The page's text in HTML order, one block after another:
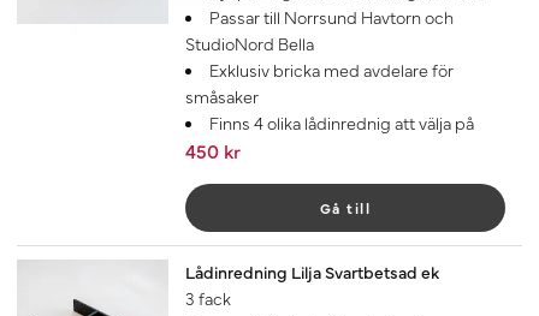
Passar till Norrsund Havtorn och
StudioNord Bella
Exklusiv bricka med avdelare för
småsaker
Finns 4 olika lådinrednig att välja på
450 kr
Gå till
Lådinredning Lilja Svartbetsad ek
3 fack